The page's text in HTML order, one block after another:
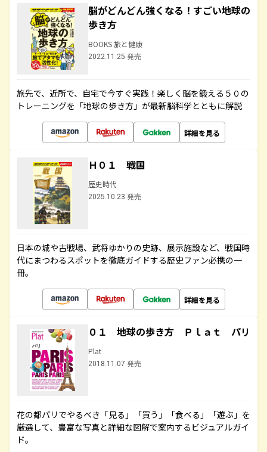
脳がどんどん強くなる！すごい地球の
歩き方
BOOKS 旅と健康
2022.11.25 発売
旅先で、近所で、自宅で今すぐ実践！楽しく脳を鍛える５０の
トレーニングを「地球の歩き方」が最新脳科学とともに解説
詳細を見る
Ｈ０１ 戦国
歴史時代
2025.10.23 発売
日本の城や古戦場、武将ゆかりの史跡、展示施設など、戦国時
代にまつわるスポットを徹底ガイドする歴史ファン必携の一
冊。
詳細を見る
０１ 地球の歩き方 Ｐｌａｔ パリ
Plat
2018.11.07 発売
花の都パリでやるべき「見る」「買う」「食べる」「遊ぶ」を
厳選して、豊富な写真と詳細な図解で案内するビジュアルガイ
ド。